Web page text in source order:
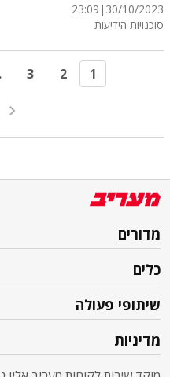
30/10/2023
|
23:09
סוכנויות הידיעות
3 2 1
מדורים
כלים
שיתופי פעולה
מדיניות